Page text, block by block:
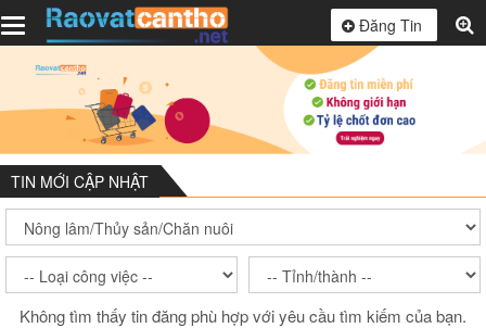
Đăng Tin
Toggle
navigation
TIN MỚI CẬP NHẬT
Không tìm thấy tin đăng phù hợp với yêu cầu tìm kiếm của bạn.